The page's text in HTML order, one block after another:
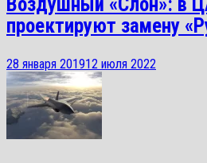
Воздушный «Слон»: в
проектируют замену
28 января 201912 июля 2022